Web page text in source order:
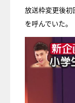
放送枠変更後
を呼んでいた。